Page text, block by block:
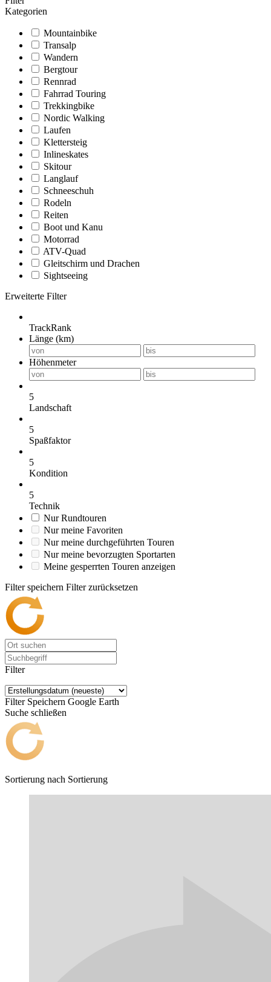
Kategorien
Mountainbike
Transalp
Wandern
Bergtour
Rennrad
Fahrrad Touring
Trekkingbike
Nordic Walking
Laufen
Klettersteig
Inlineskates
Skitour
Langlauf
Schneeschuh
Rodeln
Reiten
Boot und Kanu
Motorrad
ATV-Quad
Gleitschirm und Drachen
Sightseeing
Erweiterte Filter
TrackRank
Länge (km)
Höhenmeter
5
Landschaft
5
Spaßfaktor
5
Kondition
5
Technik
Nur Rundtouren
Nur meine Favoriten
Nur meine durchgeführten Touren
Nur meine bevorzugten Sportarten
Meine gesperrten Touren anzeigen
Filter speichern Filter zurücksetzen
Filter
Filter Speichern Google Earth
Suche schließen
Sortierung nach Sortierung